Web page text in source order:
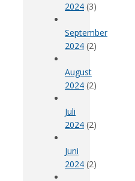
2024 (3)
September
2024 (2)
August
2024 (2)
Juli
2024 (2)
Juni
2024 (2)